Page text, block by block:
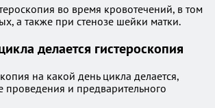
во время кровотечений, в том
а также при стенозе шейки матки.
делается гистероскопия
на какой день цикла делается,
проведения и предварительного